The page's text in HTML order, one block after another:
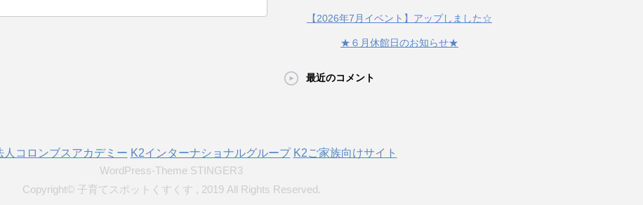
【2026年7月イベント】アップしました☆
★６月休館日のお知らせ★
最近のコメント
人コロンブスアカデミー K2インターナショナルグループ K2ご家族向けサイト
WordPress-Theme STINGER3
Copyright© 子育てスポットくすくす , 2019 All Rights Reserved.